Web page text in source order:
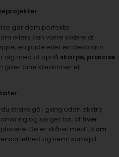
gør dem perfekte
ellers kan være svære at
en pude eller en dekorativ
dig med at opnå skarpe, præcise
giver dine kreationer et
straks gå i gang uden ekstra
og sørger for, at hver
De er skåret med 1,5 cm
ensartethed og nemt samspil